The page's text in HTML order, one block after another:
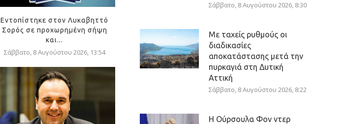
Εντοπίστηκε στον Λυκαβηττό
Σορός σε προχωρημένη σήψη
και...
Σάββατο, 8 Αυγούστου 2026, 13:54
Σάββατο, 8 Αυγούστου 2026, 8:30
Με ταχείς ρυθμούς οι
διαδικασίες
αποκατάστασης μετά την
πυρκαγιά στη Δυτική
Αττική
Σάββατο, 8 Αυγούστου 2026, 8:22
Η Ούρσουλα Φον ντερ